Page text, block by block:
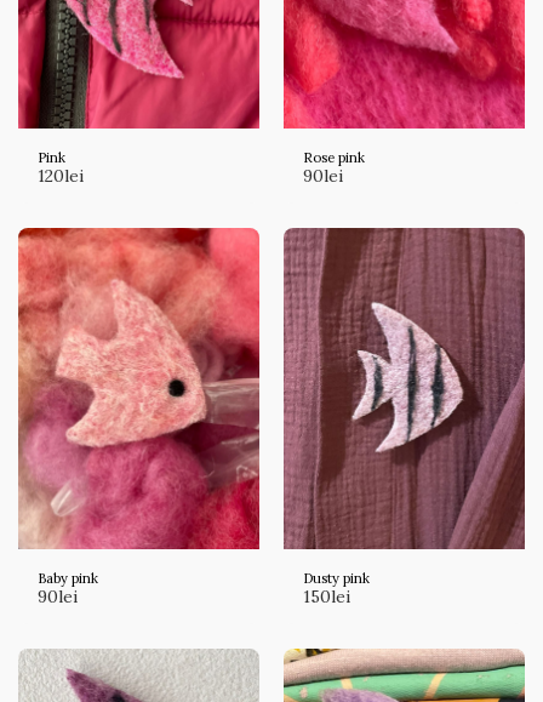
Pink
120lei
Rose pink
90lei
Baby pink
90lei
Dusty pink
150lei